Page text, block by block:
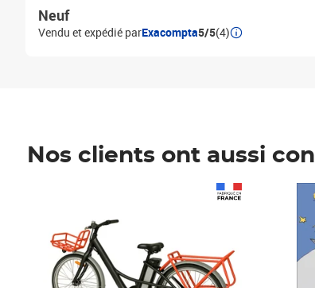
Neuf
Vendu et expédié parExacompta5/5(4)
Nos clients ont aussi
Prix